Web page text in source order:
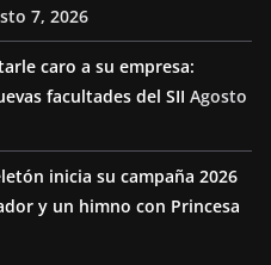
7, 2026
caro a su empresa:
facultades del SII Agosto
inicia su campaña 2026
y un himno con Princesa